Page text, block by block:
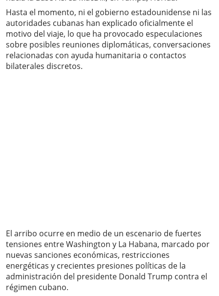
Hasta el momento, ni el gobierno estadounidense ni las
autoridades cubanas han explicado oficialmente el
motivo del viaje, lo que ha provocado especulaciones
sobre posibles reuniones diplomáticas, conversaciones
relacionadas con ayuda humanitaria o contactos
bilaterales discretos.
El arribo ocurre en medio de un escenario de fuertes
tensiones entre Washington y La Habana, marcado por
nuevas sanciones económicas, restricciones
energéticas y crecientes presiones políticas de la
administración del presidente Donald Trump contra el
régimen cubano.